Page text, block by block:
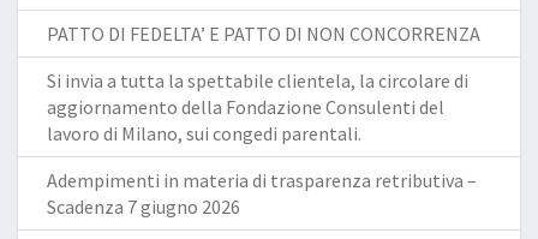
PATTO DI FEDELTA’ E PATTO DI NON CONCORRENZA
Si invia a tutta la spettabile clientela, la circolare di
aggiornamento della Fondazione Consulenti del
lavoro di Milano, sui congedi parentali.
Adempimenti in materia di trasparenza retributiva –
Scadenza 7 giugno 2026